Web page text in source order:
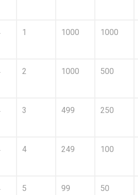
1 1000 1000
2 1000 500
3 499 250
4 249 100
5 99 50